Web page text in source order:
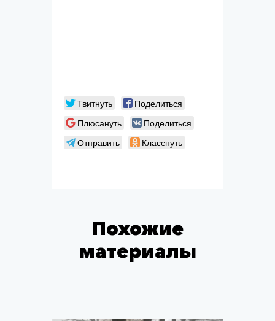
Твитнуть
Поделиться
Плюсануть
Поделиться
Отправить
Класснуть
Похожие
материалы